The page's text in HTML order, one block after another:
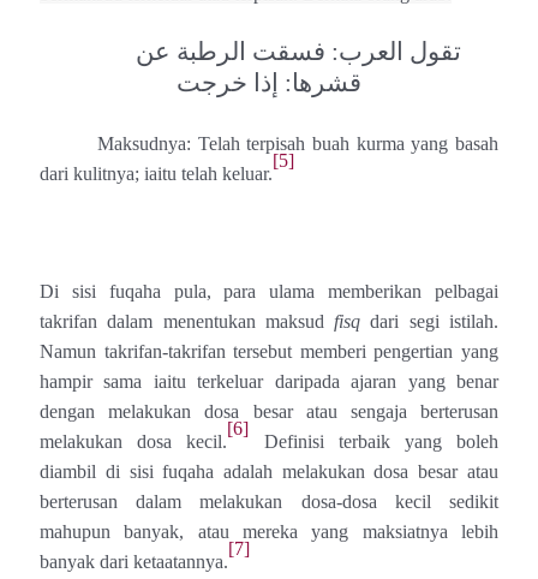
تقول العرب: فسقت الرطبة عن
قشرها: إذا خرجت
Maksudnya: Telah terpisah buah kurma yang basah
dari kulitnya; iaitu telah keluar.
[5]
Di sisi fuqaha pula, para ulama memberikan pelbagai
takrifan dalam menentukan maksud fisq dari segi istilah.
Namun takrifan-takrifan tersebut memberi pengertian yang
hampir sama iaitu terkeluar daripada ajaran yang benar
dengan melakukan dosa besar atau sengaja berterusan
melakukan dosa kecil.
[6]
Definisi terbaik yang boleh
diambil di sisi fuqaha adalah melakukan dosa besar atau
berterusan dalam melakukan dosa-dosa kecil sedikit
mahupun banyak, atau mereka yang maksiatnya lebih
banyak dari ketaatannya.
[7]